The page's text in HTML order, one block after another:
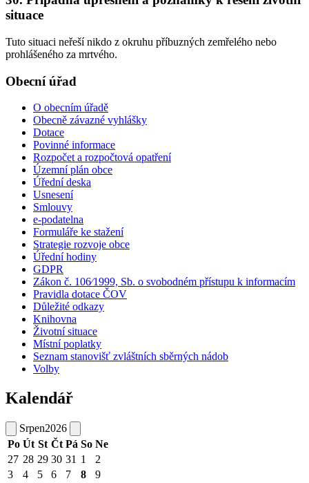
situace
Tuto situaci neřeší nikdo z okruhu příbuzných zemřelého nebo
prohlášeného za mrtvého.
Obecní úřad
O obecním úřadě
Obecně závazné vyhlášky
Dotace
Povinné informace
Rozpočet a rozpočtová opatření
Územní plán obce
Úřední deska
Usnesení
Smlouvy
e-podatelna
Formuláře ke stažení
Strategie rozvoje obce
Úřední hodiny
GDPR
Zákon č. 106⁄1999, Sb. o svobodném přístupu k informacím
Pravidla dotace ČOV
Důležité odkazy
Knihovna
Životní situace
Místní poplatky
Seznam stanovišť zvláštních sběrných nádob
Volby
Kalendář
Srpen2026
Po Út St Čt Pá So Ne
27 28 29 30 31 1
2
3
4 5 6 7 8
9